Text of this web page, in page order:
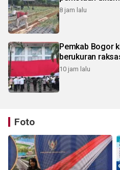
8 jam lalu
Pemkab Bogor
berukuran
10 jam lalu
Foto